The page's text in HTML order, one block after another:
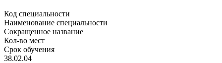
Код специальности
Наименование специальности
Сокращенное название
Кол-во мест
Срок обучения
38.02.04